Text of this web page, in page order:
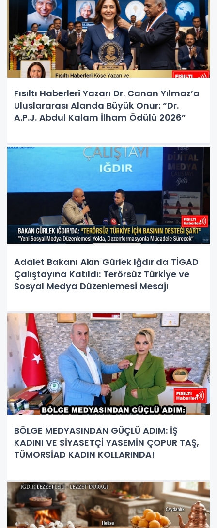
Fısıltı Haberleri Yazarı Dr. Canan Yılmaz’a
Uluslararası Alanda Büyük Onur: “Dr.
A.P.J. Abdul Kalam İlham Ödülü 2026”
Adalet Bakanı Akın Gürlek Iğdır'da TİGAD
Çalıştayına Katıldı: Terörsüz Türkiye ve
Sosyal Medya Düzenlemesi Mesajı
BÖLGE MEDYASINDAN GÜÇLÜ ADIM: İŞ
KADINI VE SİYASETÇİ YASEMİN ÇOPUR TAŞ,
TÜMORSİAD KADIN KOLLARINDA!